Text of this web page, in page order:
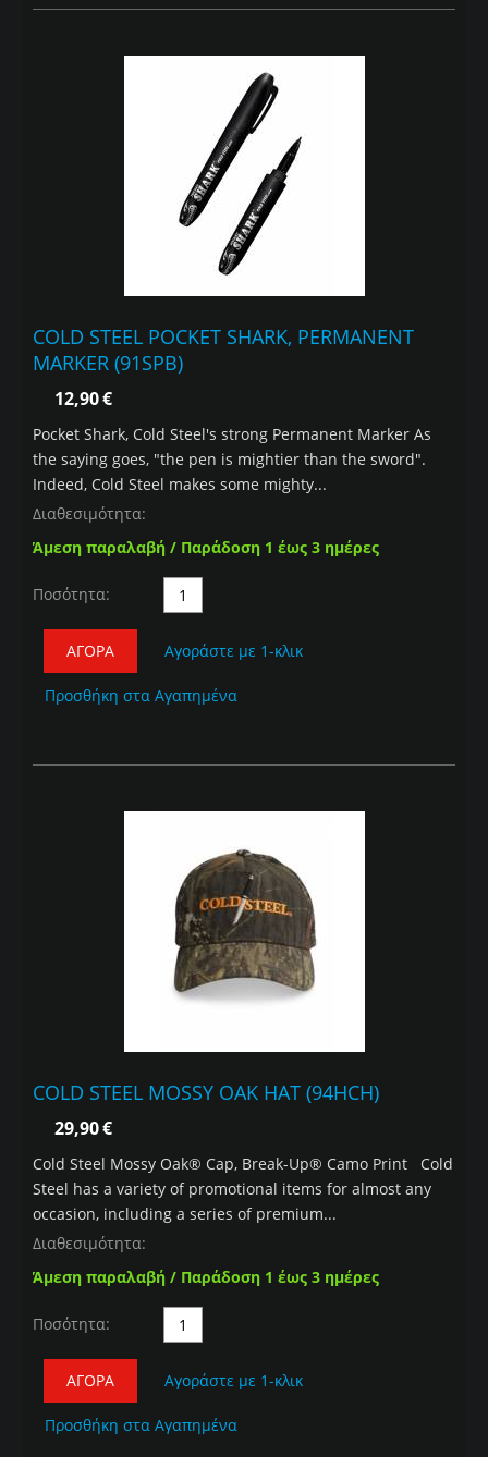
COLD STEEL POCKET SHARK, PERMANENT
MARKER (91SPB)
12,90€
Pocket Shark, Cold Steel's strong Permanent Marker As
the saying goes, "the pen is mightier than the sword".
Indeed, Cold Steel makes some mighty...
Διαθεσιμότητα:
Άμεση παραλαβή / Παράδοση 1 έως 3 ημέρες
Ποσότητα:
ΑΓΟΡΆ Αγοράστε με 1-κλικ
Προσθήκη στα Αγαπημένα
COLD STEEL MOSSY OAK HAT (94HCH)
29,90€
Cold Steel Mossy Oak® Cap, Break-Up® Camo Print Cold
Steel has a variety of promotional items for almost any
occasion, including a series of premium...
Διαθεσιμότητα:
Άμεση παραλαβή / Παράδοση 1 έως 3 ημέρες
Ποσότητα:
ΑΓΟΡΆ Αγοράστε με 1-κλικ
Προσθήκη στα Αγαπημένα